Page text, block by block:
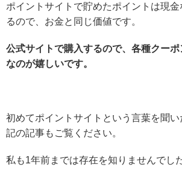
ポイントサイトで貯めたポイントは現金
るので、お金と同じ価値です。
公式サイトで購入するので、各種クー
なのが嬉しいです。
初めてポイントサイトという言葉を聞
記の記事もご覧ください。
私も1年前までは存在を知りませんでし